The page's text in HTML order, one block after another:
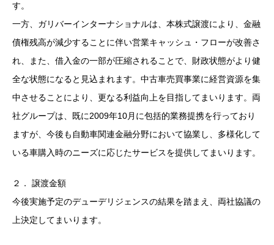
す。
一方、ガリバーインターナショナルは、本株式譲渡により、金融
債権残高が減少することに伴い営業キャッシュ・フローが改善さ
れ、また、借入金の一部が圧縮されることで、財政状態がより健
全な状態になると見込まれます。中古車売買事業に経営資源を集
中させることにより、更なる利益向上を目指してまいります。両
社グループは、既に2009年10月に包括的業務提携を行っており
ますが、今後も自動車関連金融分野において協業し、多様化して
いる車購入時のニーズに応じたサービスを提供してまいります。
２． 譲渡金額
今後実施予定のデューデリジェンスの結果を踏まえ、両社協議の
上決定してまいります。